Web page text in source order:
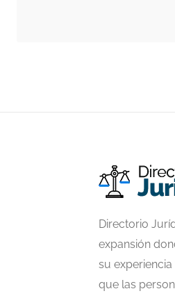
Directorio
expansión
su
que las